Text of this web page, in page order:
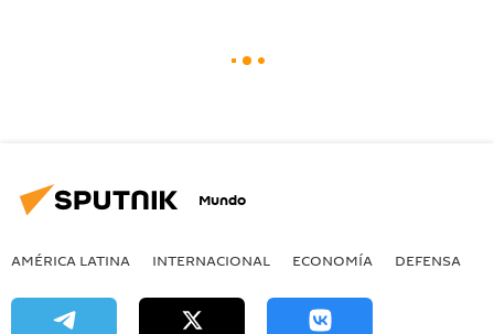
Mundo
AMÉRICA LATINA INTERNACIONAL ECONOMÍA DEFENSA